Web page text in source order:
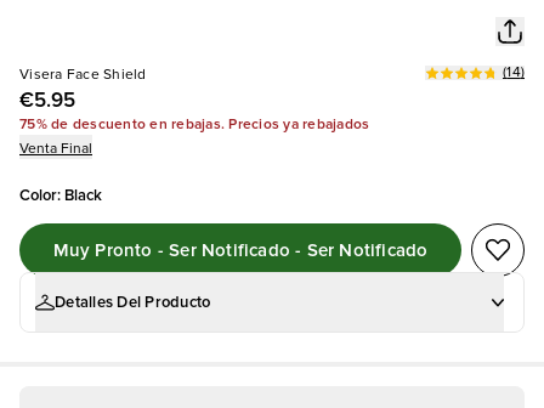
Visera Face Shield
€5.95
(14)
75% de descuento en rebajas. Precios ya rebajados
Venta Final
Color: Black
Muy Pronto - Ser Notificado - Ser Notificado
Detalles Del Producto